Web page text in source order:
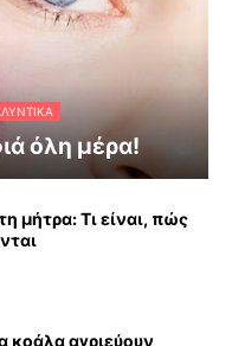
όλη μέρα!
μήτρα: Τι είναι, πώς
κοάλα αγριεύουν